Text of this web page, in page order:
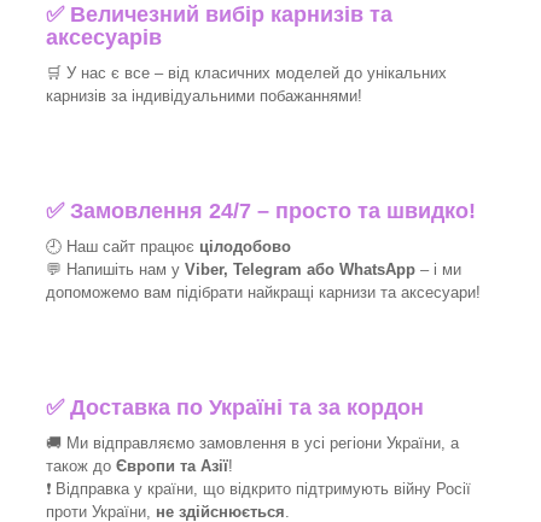
✅ Величезний вибір карнизів та
аксесуарів
🛒 У нас є все – від класичних моделей до унікальних
карнизів за індивідуальними побажаннями!​
✅Замовлення 24/7 – просто та швидко!
🕘 Наш сайт працює цілодобово
💬 Напишіть нам у Viber, Telegram або WhatsApp – і ми
допоможемо вам підібрати найкращі карнизи та аксесуари!
✅Доставка по Україні та за кордон
🚚 Ми відправляємо замовлення в усі регіони України, а
також до Європи та Азії!
❗ Відправка у країни, що відкрито підтримують війну Росії
проти України, не здійснюється